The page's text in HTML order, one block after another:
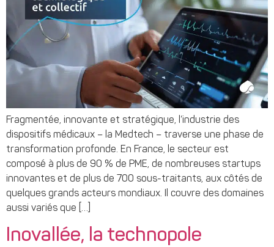
Fragmentée, innovante et stratégique, l’industrie des
dispositifs médicaux – la Medtech – traverse une phase de
transformation profonde. En France, le secteur est
composé à plus de 90 % de PME, de nombreuses startups
innovantes et de plus de 700 sous-traitants, aux côtés de
quelques grands acteurs mondiaux. Il couvre des domaines
aussi variés que […]
Inovallée, la technopole